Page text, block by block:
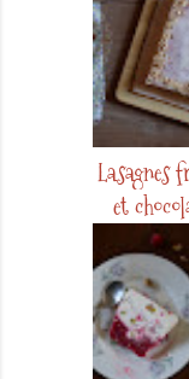
Lasagnes
et